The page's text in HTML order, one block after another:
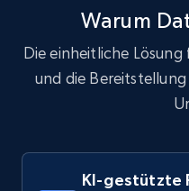
LinkedIn posts
URL, ID, User id, Use
text, Date posted,
Warum
Die einheitliche
und die
KI-gestützte